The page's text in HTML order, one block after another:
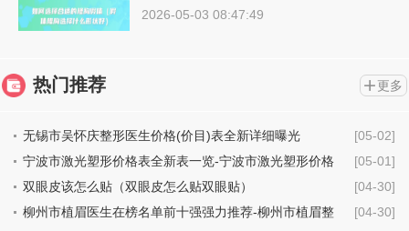
2026-05-03 08:47:49
热门推荐 更多
[05-02]
无锡市吴怀庆整形医生价格(价目)表全新详细曝光
[05-01]
宁波市激光塑形价格表全新表一览-宁波市激光塑形价格
行情
[04-30]
双眼皮该怎么贴（双眼皮怎么贴双眼贴）
[04-30]
柳州市植眉医生在榜名单前十强强力推荐-柳州市植眉整